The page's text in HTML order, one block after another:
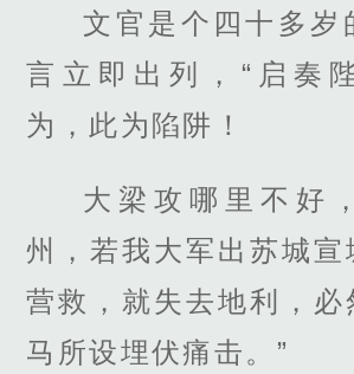
文官是个四十多岁
言立即出列，“启奏
为，此为陷阱！
大梁攻哪里不好
州，若我大军出苏城宣
营救，就失去地利，必
马所设埋伏痛击。”